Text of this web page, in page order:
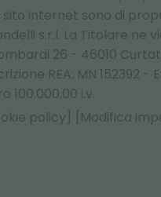
internet sono di
s.r.l. La Titolare ne
26 - 46010
REA: MN 152392 -
100.000,00 i.v.
policy] [Modifica